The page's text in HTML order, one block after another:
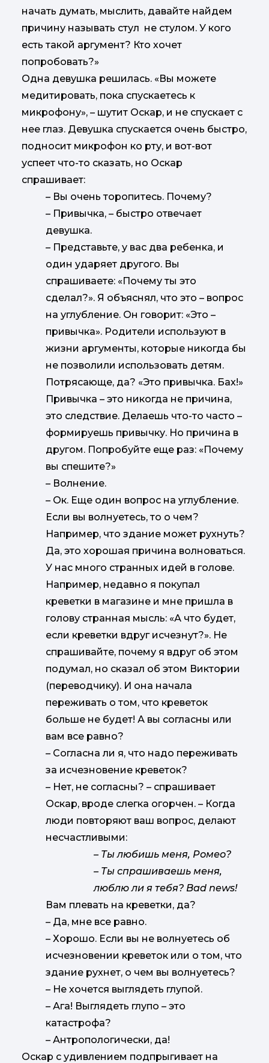
начать думать, мыслить, давайте найдем
причину называть стул не стулом. У кого
есть такой аргумент? Кто хочет
попробовать?»
Одна девушка решилась. «Вы можете
медитировать, пока спускаетесь к
микрофону», – шутит Оскар, и не спускает с
нее глаз. Девушка спускается очень быстро,
подносит микрофон ко рту, и вот-вот
успеет что-то сказать, но Оскар
спрашивает:
– Вы очень торопитесь. Почему?
– Привычка, – быстро отвечает
девушка.
– Представьте, у вас два ребенка, и
один ударяет другого. Вы
спрашиваете: «Почему ты это
сделал?». Я объяснял, что это – вопрос
на углубление. Он говорит: «Это –
привычка». Родители используют в
жизни аргументы, которые никогда бы
не позволили использовать детям.
Потрясающе, да? «Это привычка. Бах!»
Привычка – это никогда не причина,
это следствие. Делаешь что-то часто –
формируешь привычку. Но причина в
другом. Попробуйте еще раз: «Почему
вы спешите?»
– Волнение.
– Ок. Еще один вопрос на углубление.
Если вы волнуетесь, то о чем?
Например, что здание может рухнуть?
Да, это хорошая причина волноваться.
У нас много странных идей в голове.
Например, недавно я покупал
креветки в магазине и мне пришла в
голову странная мысль: «А что будет,
если креветки вдруг исчезнут?». Не
спрашивайте, почему я вдруг об этом
подумал, но сказал об этом Виктории
(переводчику). И она начала
переживать о том, что креветок
больше не будет! А вы согласны или
вам все равно?
– Согласна ли я, что надо переживать
за исчезновение креветок?
– Нет, не согласны? – спрашивает
Оскар, вроде слегка огорчен. – Когда
люди повторяют ваш вопрос, делают
несчастливыми:
– Ты любишь меня, Ромео?
– Ты спрашиваешь меня,
люблю ли я тебя? Bad news!
Вам плевать на креветки, да?
– Да, мне все равно.
– Хорошо. Если вы не волнуетесь об
исчезновении креветок или о том, что
здание рухнет, о чем вы волнуетесь?
– Не хочется выглядеть глупой.
– Ага! Выглядеть глупо – это
катастрофа?
– Антропологически, да!
Оскар с удивлением подпрыгивает на